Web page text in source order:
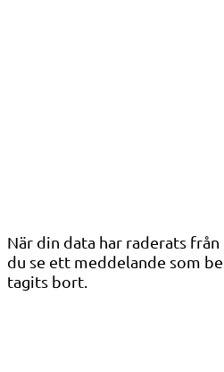
När din data har raderats
du se ett meddelande som
tagits bort.